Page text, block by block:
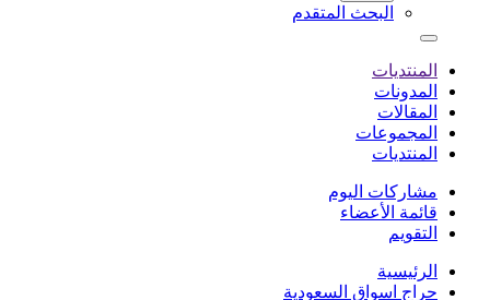
البحث المتقدم
المنتديات
المدونات
المقالات
المجموعات
المنتديات
مشاركات اليوم
قائمة الأعضاء
التقويم
الرئيسية
حراج اسواق السعودية